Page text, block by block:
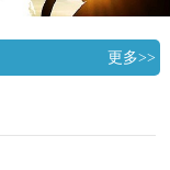
更多>>